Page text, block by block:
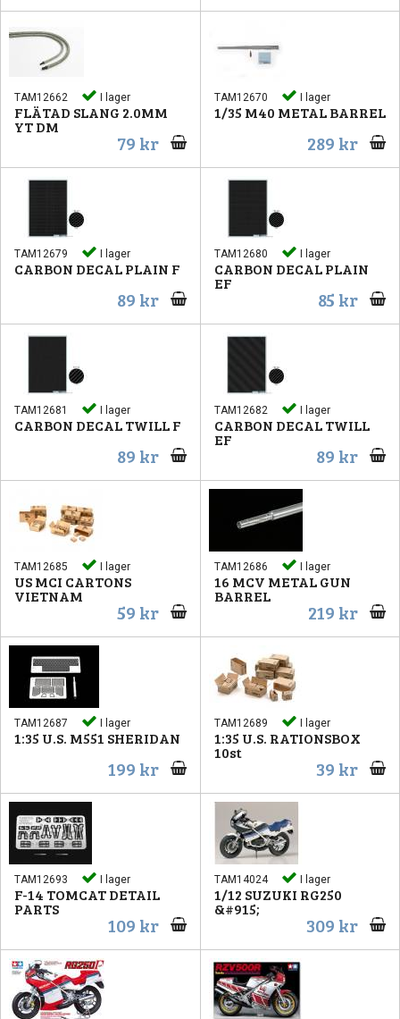
TAM12662 I lager
FLÄTAD SLANG 2.0MM
YT DM
79 kr
TAM12670 I lager
1/35 M40 METAL BARREL
289 kr
TAM12679 I lager
CARBON DECAL PLAIN F
89 kr
TAM12680 I lager
CARBON DECAL PLAIN
EF
85 kr
TAM12681 I lager
CARBON DECAL TWILL F
89 kr
TAM12682 I lager
CARBON DECAL TWILL
EF
89 kr
TAM12685 I lager
US MCI CARTONS
VIETNAM
59 kr
TAM12686 I lager
16 MCV METAL GUN
BARREL
219 kr
TAM12687 I lager
1:35 U.S. M551 SHERIDAN
199 kr
TAM12689 I lager
1:35 U.S. RATIONSBOX
10st
39 kr
TAM12693 I lager
F-14 TOMCAT DETAIL
PARTS
109 kr
TAM14024 I lager
1/12 SUZUKI RG250
&#915;
309 kr